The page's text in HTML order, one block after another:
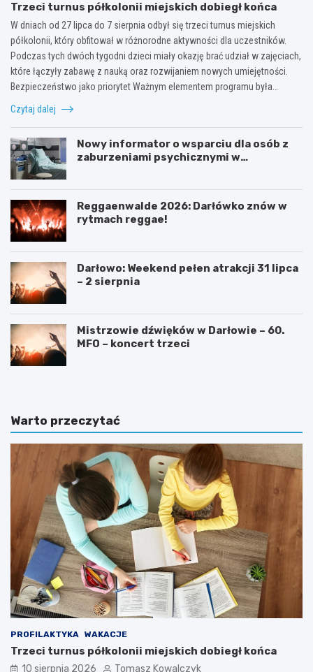
Trzeci turnus półkolonii miejskich dobiegł końca
W dniach od 27 lipca do 7 sierpnia odbył się trzeci turnus miejskich
półkolonii, który obfitował w różnorodne aktywności dla uczestników.
Podczas tych dwóch tygodni dzieci miały okazję brać udział w zajęciach,
które łączyły zabawę z nauką oraz rozwijaniem nowych umiejętności.
Bezpieczeństwo jako priorytet Ważnym elementem programu była…
Czytaj dalej
Nowy informator o wsparciu dla osób z
zaburzeniami psychicznymi w
Reggaenwalde 2026: Darłówko znów w
rytmach reggae!
Darłowo: Weekend pełen atrakcji 31 lipca
– 2 sierpnia
Mistrzowie dźwięków w Darłowie – 60.
MFO – koncert trzeci
Warto przeczytać
PROFILAKTYKA WAKACJE
Trzeci turnus półkolonii miejskich dobiegł końca
10 sierpnia 2026 Tomasz Kowalczyk